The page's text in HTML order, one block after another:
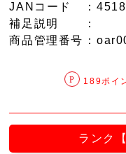
JANコード
：
補足説明
：
商品管理番号 ：
189ポイ
ランク